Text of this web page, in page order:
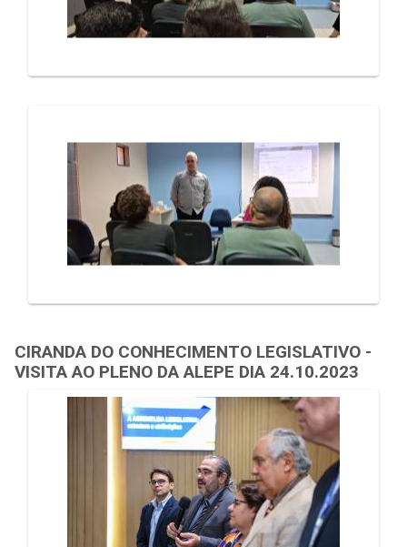
CIRANDA DO CONHECIMENTO LEGISLATIVO -
VISITA AO PLENO DA ALEPE DIA 24.10.2023
Galeria de Mídias